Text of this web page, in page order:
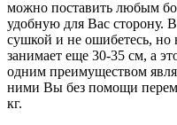
можно поставить любым
удобную для Вас сторону.
сушкой и не ошибетесь,
занимает еще 30-35 см, а
одним преимуществом
ними Вы без помощи
кг.